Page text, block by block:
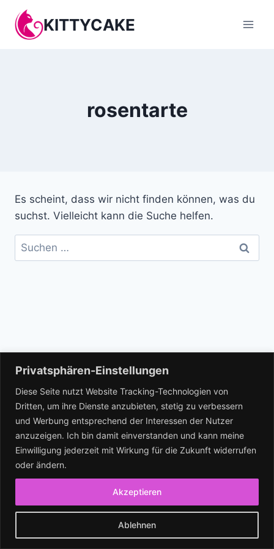
Privatsphären-Einstellungen
Diese Seite nutzt Website Tracking-Technologien von
Dritten, um ihre Dienste anzubieten, stetig zu verbessern
und Werbung entsprechend der Interessen der Nutzer
anzuzeigen. Ich bin damit einverstanden und kann meine
Einwilligung jederzeit mit Wirkung für die Zukunft widerrufen
oder ändern.
Ablehnen
Akzeptieren
Inhalt
springen
KITTYCAKE
rosentarte
Es scheint, dass wir nicht finden können, was du
suchst. Vielleicht kann die Suche helfen.
Suchen
nach:
Impressum Datenschutz
Facebook Instagram
© 2026 KITTYCAKE - WordPress Theme von
Kadence WP